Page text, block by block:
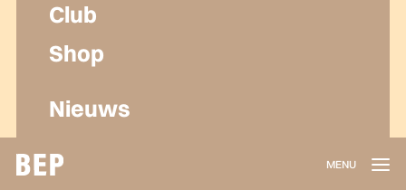
Club
Shop
Nieuws
Lidmaatschap